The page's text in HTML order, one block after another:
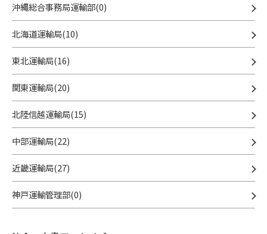
沖縄総合事務局運輸部(0)
北海道運輸局(10)
東北運輸局(16)
関東運輸局(20)
北陸信越運輸局(15)
中部運輸局(22)
近畿運輸局(27)
神戸運輸管理部(0)